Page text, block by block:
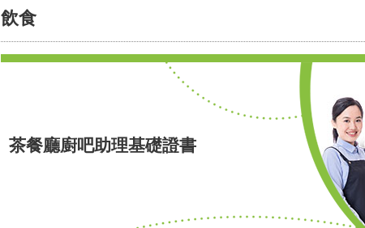
飲食
茶餐廳廚吧助理基礎證書